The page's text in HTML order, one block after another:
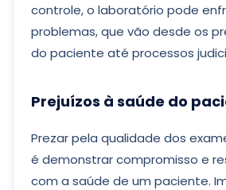
controle, o laboratório pode
problemas, que vão desde os
do paciente até processos
Prejuízos à saúde do
Prezar pela qualidade dos
é demonstrar compromisso e
com a saúde de um paciente.